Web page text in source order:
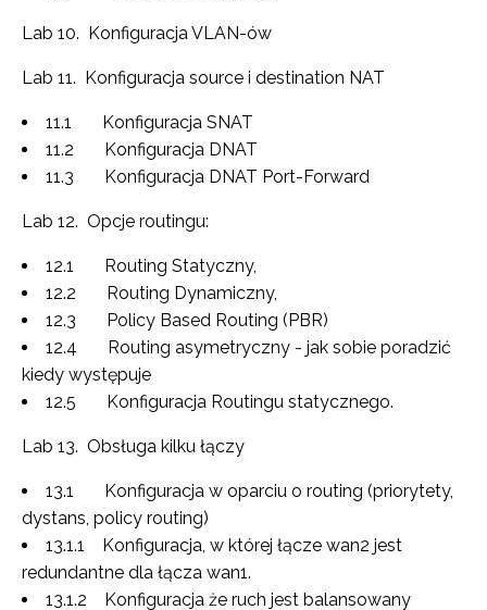
Lab 10. Konfiguracja VLAN-ów
Lab 11. Konfiguracja source i destination NAT
11.1 Konfiguracja SNAT
11.2 Konfiguracja DNAT
11.3 Konfiguracja DNAT Port-Forward
Lab 12. Opcje routingu:
12.1 Routing Statyczny,
12.2 Routing Dynamiczny,
12.3 Policy Based Routing (PBR)
12.4 Routing asymetryczny - jak sobie poradzić
kiedy występuje
12.5 Konfiguracja Routingu statycznego.
Lab 13. Obsługa kilku łączy
13.1 Konfiguracja w oparciu o routing (priorytety,
dystans, policy routing)
13.1.1 Konfiguracja, w której łącze wan2 jest
redundantne dla łącza wan1.
13.1.2 Konfiguracja że ruch jest balansowany